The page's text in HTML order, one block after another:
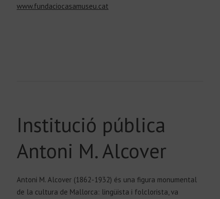
www.fundaciocasamuseu.cat
Institució pública
Antoni M. Alcover
Antoni M. Alcover (1862-1932) és una figura monumental
de la cultura de Mallorca: lingüista i folclorista, va